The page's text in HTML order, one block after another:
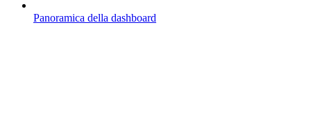
Panoramica della dashboard